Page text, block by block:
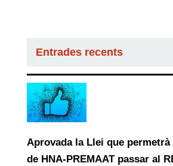
Entrades recents
Aprovada la Llei que
de HNA-PREMAAT passar al